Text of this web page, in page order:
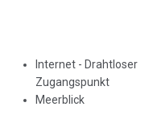
Internet - Drahtloser
Zugangspunkt
Meerblick